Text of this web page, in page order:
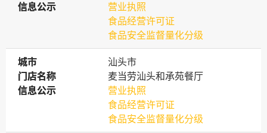
信息公示
信息公示
营业执照
食品经营许可证
食品安全监督量化分级
城市
城市
汕头市
门店名称
门店名称
麦当劳汕头和承苑餐厅
信息公示
信息公示
营业执照
食品经营许可证
食品安全监督量化分级